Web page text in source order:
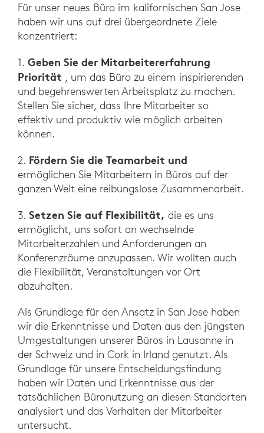
Für unser neues Büro im kalifornischen San Jose
haben wir uns auf drei übergeordnete Ziele
konzentriert:
1. Geben Sie der Mitarbeitererfahrung
Priorität , um das Büro zu einem inspirierenden
und begehrenswerten Arbeitsplatz zu machen.
Stellen Sie sicher, dass Ihre Mitarbeiter so
effektiv und produktiv wie möglich arbeiten
können.
2. Fördern Sie die Teamarbeit und
ermöglichen Sie Mitarbeitern in Büros auf der
ganzen Welt eine reibungslose Zusammenarbeit.
3. Setzen Sie auf Flexibilität, die es uns
ermöglicht, uns sofort an wechselnde
Mitarbeiterzahlen und Anforderungen an
Konferenzräume anzupassen. Wir wollten auch
die Flexibilität, Veranstaltungen vor Ort
abzuhalten.
Als Grundlage für den Ansatz in San Jose haben
wir die Erkenntnisse und Daten aus den jüngsten
Umgestaltungen unserer Büros in Lausanne in
der Schweiz und in Cork in Irland genutzt. Als
Grundlage für unsere Entscheidungsfindung
haben wir Daten und Erkenntnisse aus der
tatsächlichen Büronutzung an diesen Standorten
analysiert und das Verhalten der Mitarbeiter
untersucht.